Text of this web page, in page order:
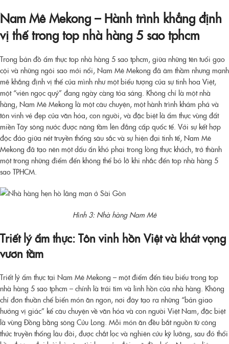
Nam Mê Mekong – Hành trình khẳng định
vị thế trong top nhà hàng 5 sao tphcm
Trong bản đồ ẩm thực top nhà hàng 5 sao tphcm, giữa những tên tuổi gạo
cội và những ngôi sao mới nổi, Nam Mê Mekong đã âm thầm nhưng mạnh
mẽ khẳng định vị thế của mình như một biểu tượng của sự tinh hoa Việt,
một “viên ngọc quý” đang ngày càng tỏa sáng. Không chỉ là một nhà
hàng, Nam Mê Mekong là một câu chuyện, một hành trình khám phá và
tôn vinh vẻ đẹp của văn hóa, con người, và đặc biệt là ẩm thực vùng đất
miền Tây sông nước được nâng tầm lên đẳng cấp quốc tế. Với sự kết hợp
độc đáo giữa nét truyền thống sâu sắc và sự hiện đại tinh tế, Nam Mê
Mekong đã tạo nên một dấu ấn khó phai trong lòng thực khách, trở thành
một trong những điểm đến không thể bỏ lỡ khi nhắc đến top nhà hàng 5
sao TPHCM.
Hình 3: Nhà hàng Nam Mê
Triết lý ẩm thực: Tôn vinh hồn Việt và khát vọng
vươn tầm
Triết lý ẩm thực tại Nam Mê Mekong – một điểm đến tiêu biểu trong top
nhà hàng 5 sao tphcm – chính là trái tim và linh hồn của nhà hàng. Không
chỉ đơn thuần chế biến món ăn ngon, nơi đây tạo ra những “bản giao
hưởng vị giác” kể câu chuyện về văn hóa và con người Việt Nam, đặc biệt
là vùng Đồng bằng sông Cửu Long. Mỗi món ăn đều bắt nguồn từ công
thức truyền thống lâu đời, được chắt lọc và nghiên cứu kỹ lưỡng, sau đó thổi